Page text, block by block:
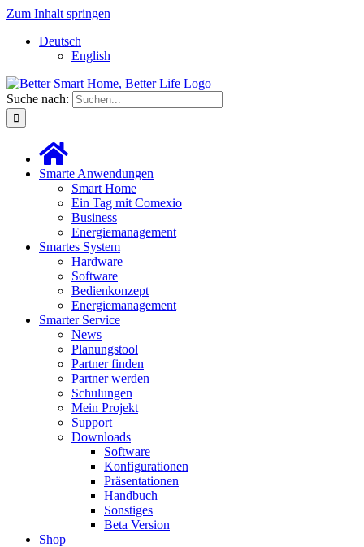
Zum Inhalt springen
Deutsch
English
Suche nach:
Smarte Anwendungen
Smart Home
Ein Tag mit Comexio
Business
Energiemanagement
Smartes System
Hardware
Software
Bedienkonzept
Energiemanagement
Smarter Service
News
Planungstool
Partner finden
Partner werden
Schulungen
Mein Projekt
Support
Downloads
Software
Konfigurationen
Präsentationen
Handbuch
Sonstiges
Beta Version
Shop